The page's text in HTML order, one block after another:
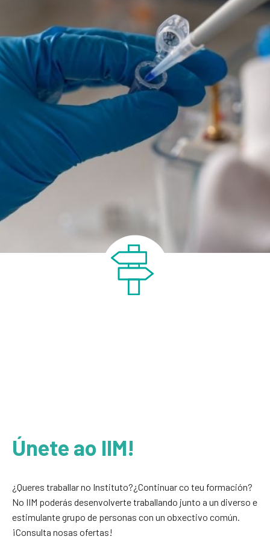
Únete ao IIM!
¿Queres traballar no Instituto?¿Continuar co teu formación?
No IIM poderás desenvolverte traballando junto a un diverso e
estimulante grupo de personas con un obxectivo común.
¡Consulta nosas ofertas!